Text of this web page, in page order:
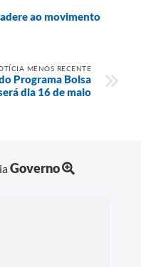
ao movimento
MENOS RECENTE
Programa Bolsa
dia 16 de maio
Governo